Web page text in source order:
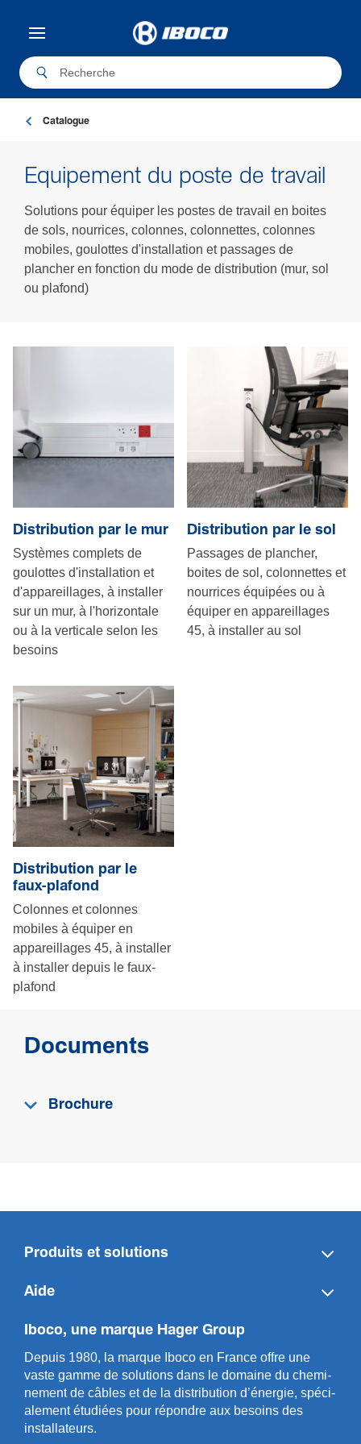
Catalogue
Equi­pe­ment du poste de travail
Solutions pour équiper les postes de travail en boites
de sols, nourrices, colonnes, colonnettes, colonnes
mobiles, goulottes d'installation et passages de
plancher en fonction du mode de distribution (mur, sol
ou plafond)
Distribution par le mur
Systèmes complets de
goulottes d'installation et
d'appareillages, à installer
sur un mur, à l'ho­ri­zon­tale
ou à la verti­cale selon les
besoins
Distribution par le sol
Pas­sages de plan­cher,
boites de sol, colonnettes et
nourrices équi­pées ou à
équiper en appareillages
45, à installer au sol
Distribution par le
faux-plafond
Colonnes et colonnes
mobiles à équiper en
appareillages 45, à installer
à installer depuis le faux-
plafond
Documents
Brochure
Produits et solutions
Aide
Iboco, une marque Hager Group
Depuis 1980, la marque Iboco en France offre une
vaste gamme de solut­ions dans le domaine du chemi­
n­ement de câbles et de la distri­bution d’énergie, spéci­
a­l­ement étudiées pour répondre aux besoins des
installa­teurs.